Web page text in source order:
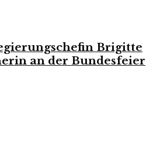
Brigitte
an der Bundesfeier